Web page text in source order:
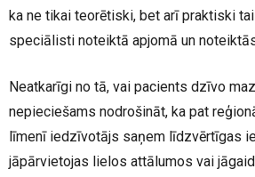
ka ne tikai teorētiski, bet arī praktiski
speciālisti noteiktā apjomā un
Neatkarīgi no tā, vai pacients dzīvo
nepieciešams nodrošināt, ka pat
līmenī iedzīvotājs saņem līdzvērtīgas
jāpārvietojas lielos attālumos vai